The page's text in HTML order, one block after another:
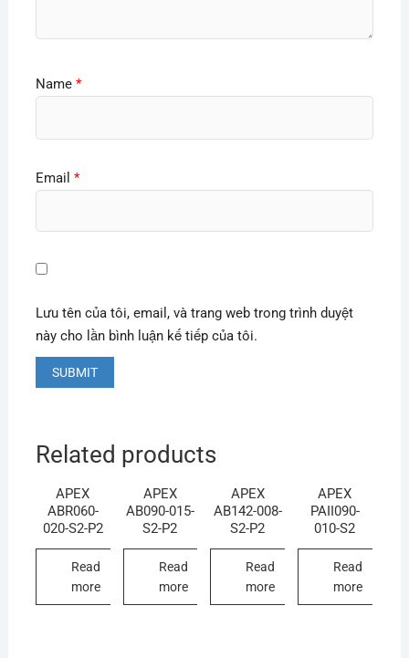
Name *
Email *
Lưu tên của tôi, email, và trang web trong trình duyệt
này cho lần bình luận kế tiếp của tôi.
Related products
APEX
ABR060-
020-S2-P2
Read
more
APEX
AB090-015-
S2-P2
Read
more
APEX
AB142-008-
S2-P2
Read
more
APEX
PAII090-
010-S2
Read
more